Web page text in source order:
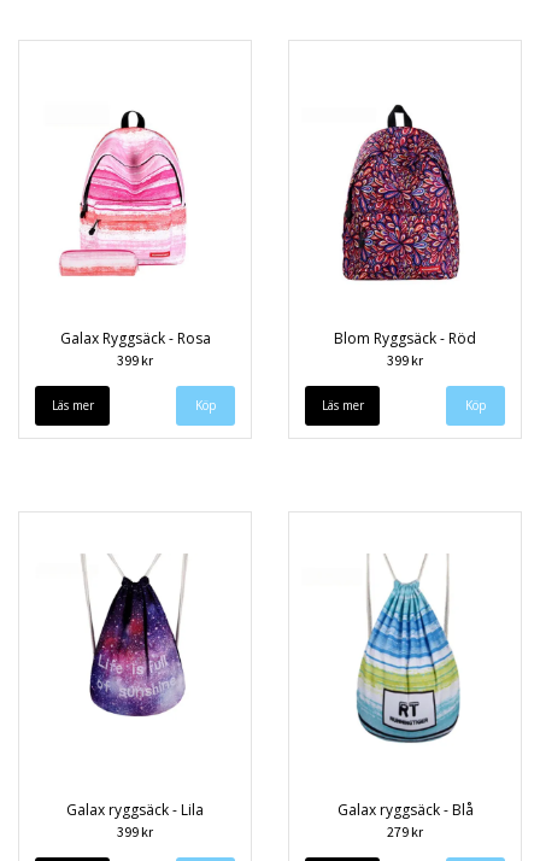
Galax Ryggsäck - Rosa
399 kr
Läs mer
Blom Ryggsäck - Röd
399 kr
Läs mer
Galax ryggsäck - Lila
399 kr
Galax ryggsäck - Blå
279 kr